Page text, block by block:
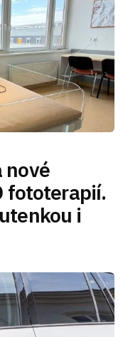
nové
fototerapií.
i